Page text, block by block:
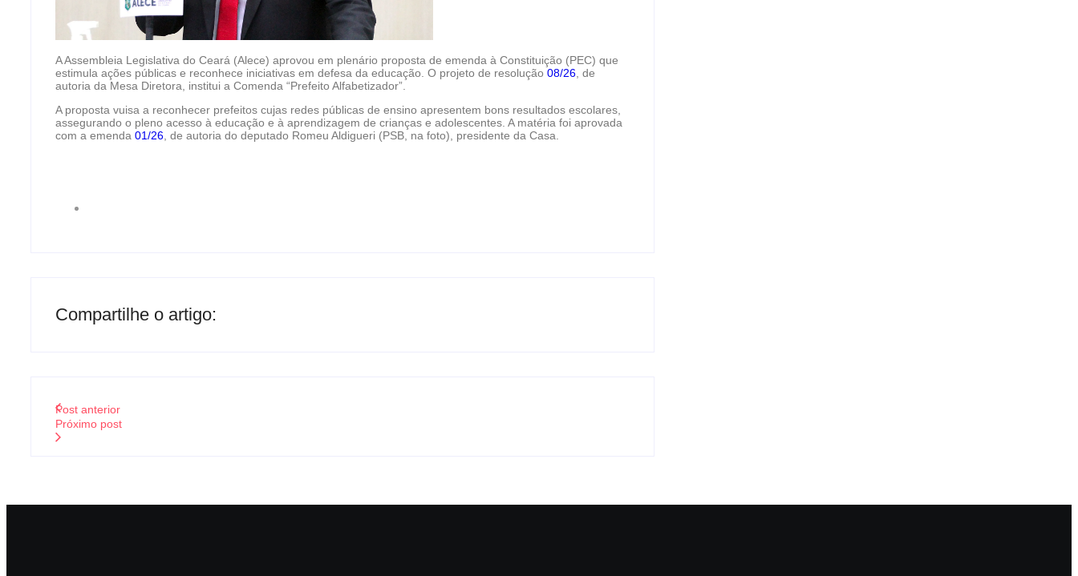
A Assembleia Legislativa do Ceará (Alece) aprovou em plenário proposta de emenda à Constituição (PEC) que
estimula ações públicas e reconhece iniciativas em defesa da educação. O projeto de resolução 08/26 , de
autoria da Mesa Diretora, institui a Comenda “Prefeito Alfabetizador”.
A proposta vuisa a reconhecer prefeitos cujas redes públicas de ensino apresentem bons resultados escolares,
assegurando o pleno acesso à educação e à aprendizagem de crianças e adolescentes. A matéria foi aprovada
com a emenda 01/26 , de autoria do deputado Romeu Aldigueri (PSB, na foto), presidente da Casa.
Compartilhe o artigo:
Post anterior
Próximo post